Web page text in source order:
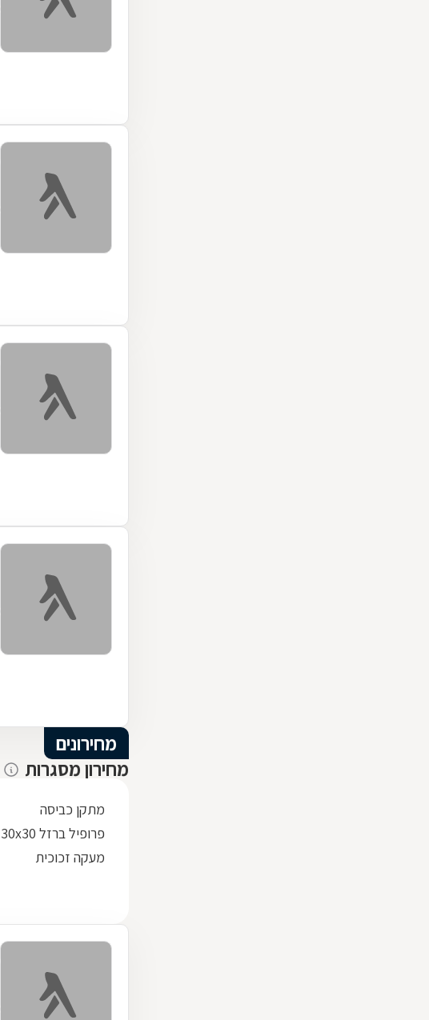
מחירונים
מחירון מסגרות
מתקן כביסה
פרופיל ברזל 30x30 - מוט 6 מטר
מעקה זכוכית